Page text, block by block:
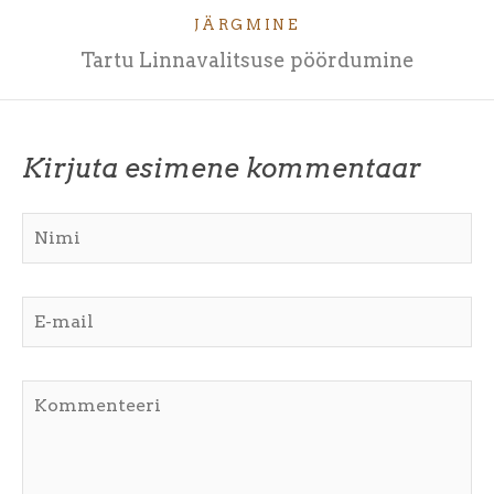
JÄRGMINE
Tartu Linnavalitsuse pöördumine
Kirjuta esimene kommentaar